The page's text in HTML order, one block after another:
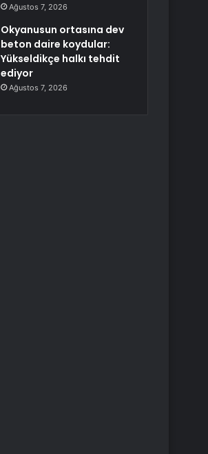
Ağustos 7, 2026
Okyanusun ortasına dev
beton daire koydular:
Yükseldikçe halkı tehdit
ediyor
Ağustos 7, 2026